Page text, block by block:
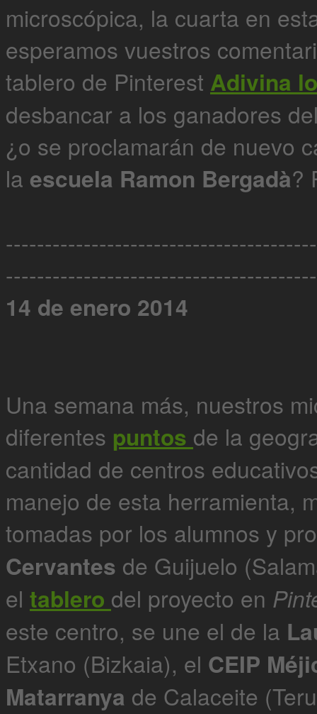
microscópica, la cuarta en
esperamos vuestros
tablero de Pinterest Adivina
desbancar a los ganadores
¿o se proclamarán de nuevo
la escuela Ramon Bergadà?
14 de enero 2014
Una semana más, nuestros
diferentes puntos de la
cantidad de centros
manejo de esta herramienta,
tomadas por los alumnos y
Cervantes de Guijuelo
el tablero del proyecto en
este centro, se une el de la
Etxano (Bizkaia), el CEIP
Matarranya de Calaceite